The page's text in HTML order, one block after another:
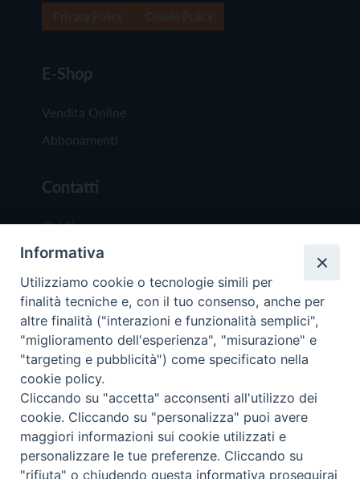
E-Shop
Vendita Online
Abbonamenti
Contatti
Chi Siamo
Redazione
Scrivici
Copyright © 2019 - Tutti i diritti riservati - Vita
Trentina Editrice
Privacy Policy
Torna
Informativa
Utilizziamo cookie o tecnologie simili per
finalità tecniche e, con il tuo consenso, anche per
altre finalità ("interazioni e funzionalità semplici",
"miglioramento dell'esperienza", "misurazione" e
"targeting e pubblicità") come specificato nella
cookie policy.
Cliccando su "accetta" acconsenti all'utilizzo dei
cookie. Cliccando su "personalizza" puoi avere
maggiori informazioni sui cookie utilizzati e
personalizzare le tue preferenze. Cliccando su
"rifiuta" o chiudendo questa informativa proseguirai